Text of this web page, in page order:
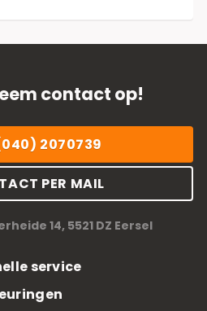
contact op!
2070739
PER MAIL
14, 5521 DZ Eersel
service